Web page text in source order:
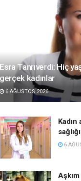
Esra Tanrıverdi: Hiç
gerçek kadınlar
6 AĞUSTOS 2026
6